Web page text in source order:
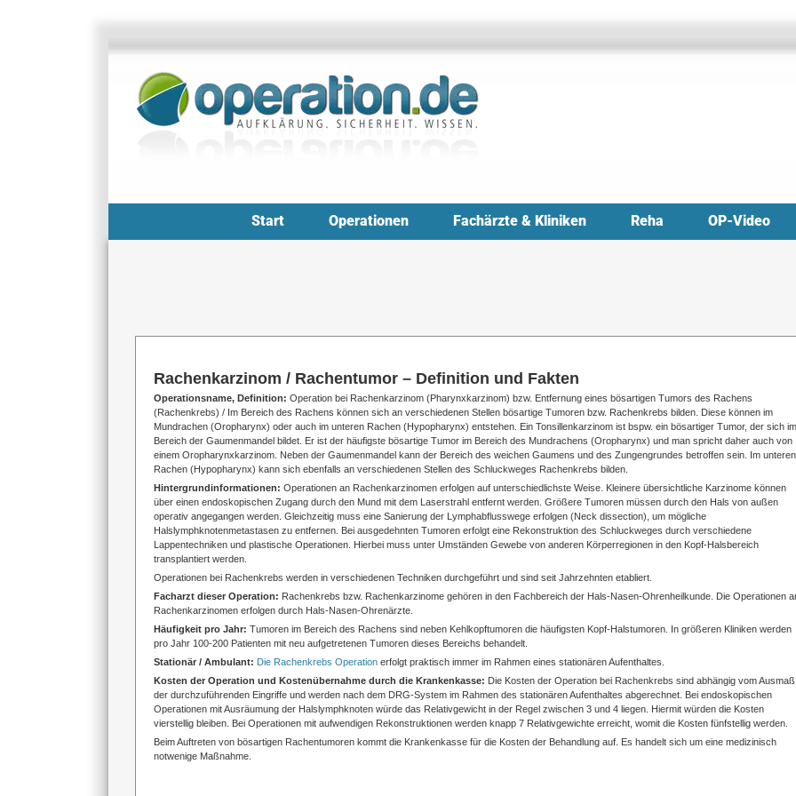
Start Operationen Fachärzte & Kliniken Reha OP-Video
Rachenkarzinom / Rachentumor – Definition und Fakten
Operationsname, Definition: Operation bei Rachenkarzinom (Pharynxkarzinom) bzw. Entfernung eines bösartigen Tumors des Rachens
(Rachenkrebs) / Im Bereich des Rachens können sich an verschiedenen Stellen bösartige Tumoren bzw. Rachenkrebs bilden. Diese können im
Mundrachen (Oropharynx) oder auch im unteren Rachen (Hypopharynx) entstehen. Ein Tonsillenkarzinom ist bspw. ein bösartiger Tumor, der sich im
Bereich der Gaumenmandel bildet. Er ist der häufigste bösartige Tumor im Bereich des Mundrachens (Oropharynx) und man spricht daher auch von
einem Oropharynxkarzinom. Neben der Gaumenmandel kann der Bereich des weichen Gaumens und des Zungengrundes betroffen sein. Im unteren
Rachen (Hypopharynx) kann sich ebenfalls an verschiedenen Stellen des Schluckweges Rachenkrebs bilden.
Hintergrundinformationen: Operationen an Rachenkarzinomen erfolgen auf unterschiedlichste Weise. Kleinere übersichtliche Karzinome können
über einen endoskopischen Zugang durch den Mund mit dem Laserstrahl entfernt werden. Größere Tumoren müssen durch den Hals von außen
operativ angegangen werden. Gleichzeitig muss eine Sanierung der Lymphabflusswege erfolgen (Neck dissection), um mögliche
Halslymphknotenmetastasen zu entfernen. Bei ausgedehnten Tumoren erfolgt eine Rekonstruktion des Schluckweges durch verschiedene
Lappentechniken und plastische Operationen. Hierbei muss unter Umständen Gewebe von anderen Körperregionen in den Kopf-Halsbereich
transplantiert werden.
Operationen bei Rachenkrebs werden in verschiedenen Techniken durchgeführt und sind seit Jahrzehnten etabliert.
Facharzt dieser Operation: Rachenkrebs bzw. Rachenkarzinome gehören in den Fachbereich der Hals-Nasen-Ohrenheilkunde. Die Operationen
Rachenkarzinomen erfolgen durch Hals-Nasen-Ohrenärzte.
Häufigkeit pro Jahr: Tumoren im Bereich des Rachens sind neben Kehlkopftumoren die häufigsten Kopf-Halstumoren. In größeren Kliniken werden
pro Jahr 100-200 Patienten mit neu aufgetretenen Tumoren dieses Bereichs behandelt.
Stationär / Ambulant: Die Rachenkrebs Operationerfolgt praktisch immer im Rahmen eines stationären Aufenthaltes.
Kosten der Operation und Kostenübernahme durch die Krankenkasse: Die Kosten der Operation bei Rachenkrebs sind abhängig vom Ausmaß
der durchzuführenden Eingriffe und werden nach dem DRG-System im Rahmen des stationären Aufenthaltes abgerechnet. Bei endoskopischen
Operationen mit Ausräumung der Halslymphknoten würde das Relativgewicht in der Regel zwischen 3 und 4 liegen. Hiermit würden die Kosten
vierstellig bleiben. Bei Operationen mit aufwendigen Rekonstruktionen werden knapp 7 Relativgewichte erreicht, womit die Kosten fünfstellig werden.
Beim Auftreten von bösartigen Rachentumoren kommt die Krankenkasse für die Kosten der Behandlung auf. Es handelt sich um eine medizinisch
notwenige Maßnahme.